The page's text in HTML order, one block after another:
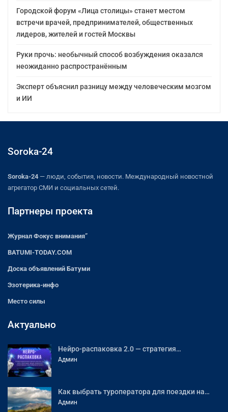
Городской форум «Лица столицы» станет местом
встречи врачей, предпринимателей, общественных
лидеров, жителей и гостей Москвы
Руки прочь: необычный способ возбуждения оказался
неожиданно распространённым
Эксперт объяснил разницу между человеческим мозгом
и ИИ
Soroka-24
Soroka-24 — люди, события, новости. Международный новостной
агрегатор СМИ и социальных сетей.
Партнеры проекта
Журнал Фокус внимания”
BATUMI-TODAY.COM
Доска объявлений Батуми
Эзотерика-инфо
Место силы
Актуально
Нейро-распаковка 2.0 — стратегия…
Админ
Как выбрать туроператора для поездки на…
Админ